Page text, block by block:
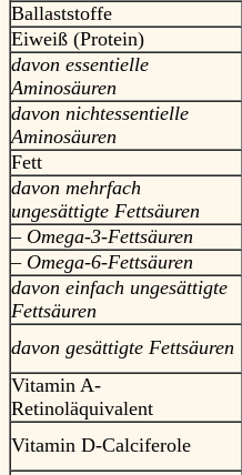
Ballaststoffe
Eiweiß (Protein)
davon essentielle
Aminosäuren
davon nichtessentielle
Aminosäuren
Fett
davon mehrfach
ungesättigte Fettsäuren
– Omega-3-Fettsäuren
– Omega-6-Fettsäuren
davon einfach ungesättigte
Fettsäuren
davon gesättigte Fettsäuren
Vitamin A-
Retinoläquivalent
Vitamin D-Calciferole